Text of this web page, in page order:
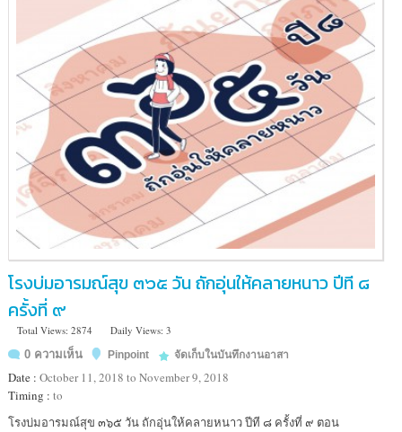
โรงบ่มอารมณ์สุข ๓๖๕ วัน ถักอุ่นให้คลายหนาว ปีที ๘
ครั้งที่ ๙
Total Views: 2874
Daily Views: 3
0 ความเห็น
Pinpoint จัดเก็บในบันทึกงานอาสา
Date : October 11, 2018 to November 9, 2018
Timing : to
Location
โรงบ่มอารมณ์สุข ๓๖๕ วัน ถักอุ่นให้คลายหนาว ปีที ๘ ครั้งที่ ๙ ตอน